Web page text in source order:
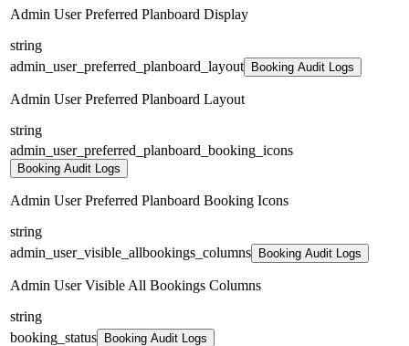
Admin User Preferred Planboard Display
string
admin_user_preferred_planboard_layout
Booking Audit Logs
Admin User Preferred Planboard Layout
string
admin_user_preferred_planboard_booking_icons
Booking Audit Logs
Admin User Preferred Planboard Booking Icons
string
admin_user_visible_allbookings_columns
Booking Audit Logs
Admin User Visible All Bookings Columns
string
booking_status
Booking Audit Logs